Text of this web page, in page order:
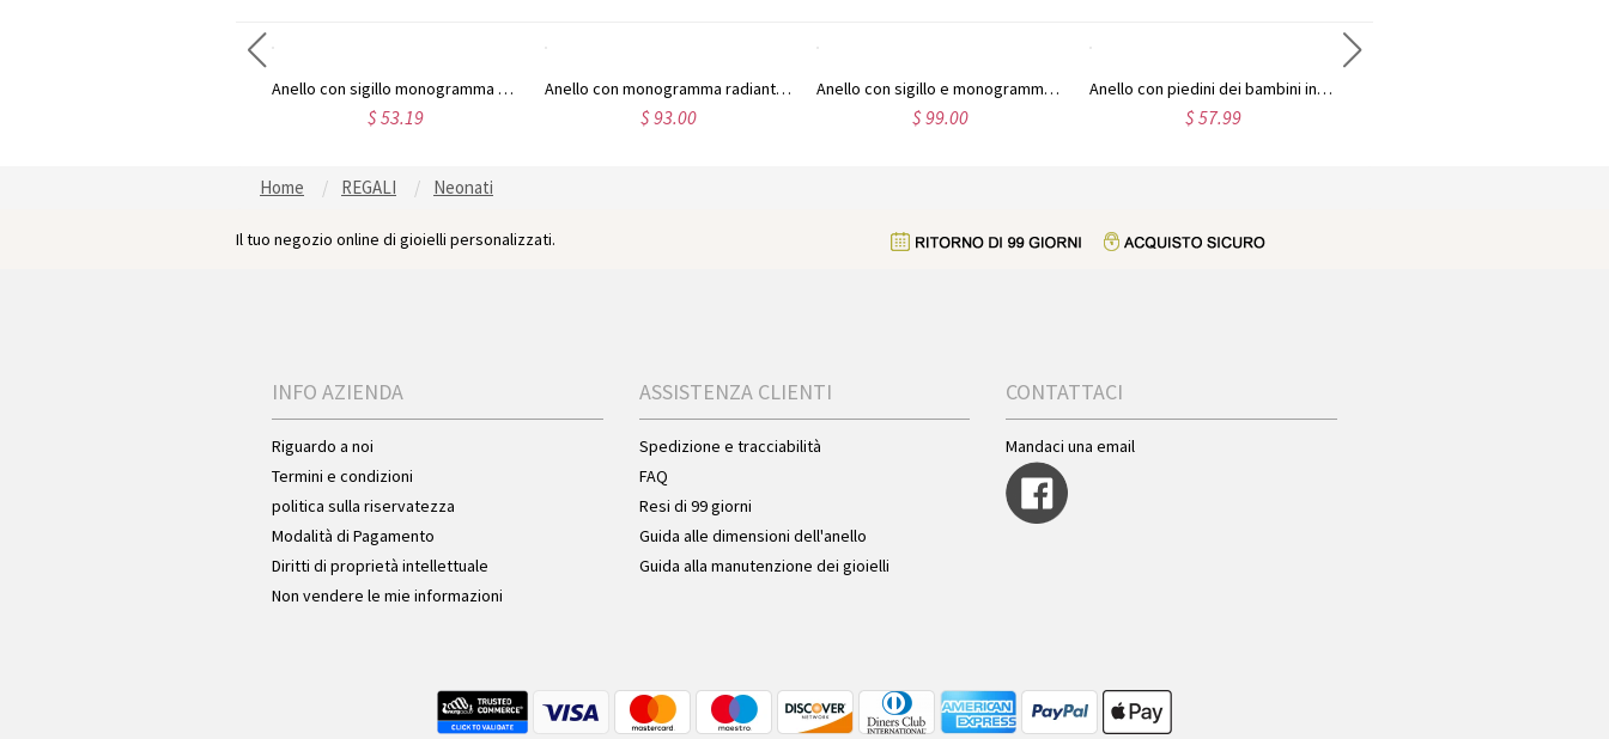
Anello con sigillo monogramma circolare in argento sterling
$ 53.19
Anello con monogramma radiante personalizzato in argento sterling
$ 93.00
Anello con sigillo e monogramma iniziale in oro rosa
$ 99.00
Anello con piedini dei bambini incisi per mamma in argento sterling
$ 57.99
Home REGALI Neonati
Il tuo negozio online di gioielli personalizzati.
INFO AZIENDA
Riguardo a noi
Termini e condizioni
politica sulla riservatezza
Modalità di Pagamento
Diritti di proprietà intellettuale
Non vendere le mie informazioni
ASSISTENZA CLIENTI
Spedizione e tracciabilità
FAQ
Resi di 99 giorni
Guida alle dimensioni dell'anello
Guida alla manutenzione dei gioielli
CONTATTACI
Mandaci una email